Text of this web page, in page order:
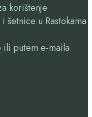
korištenje
šetnice u Rastokama
ili putem e-maila